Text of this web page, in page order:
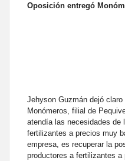
Oposición entregó
Jehyson Guzmán dejó
Monómeros, filial de
atendía las necesidades de
fertilizantes a precios muy
empresa, es recuperar la
productores a fertilizantes a